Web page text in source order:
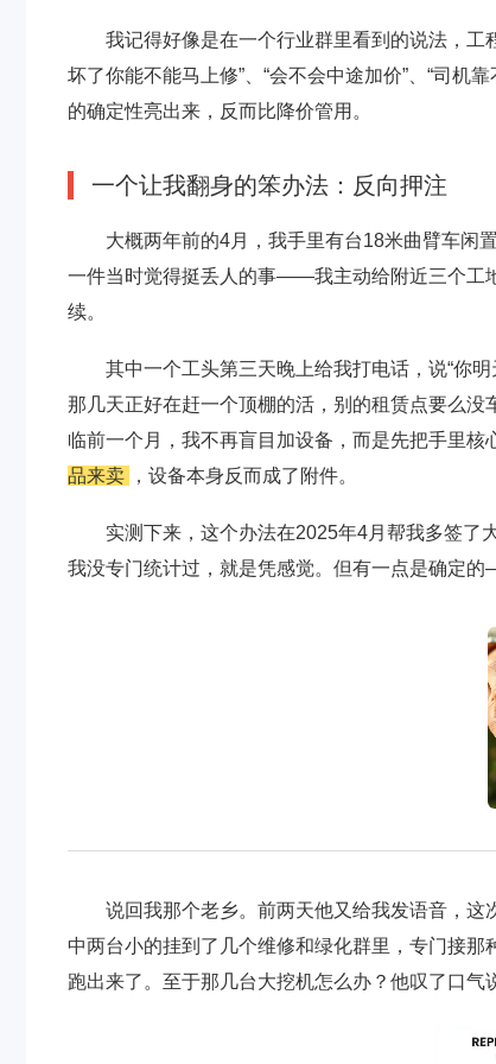
我记得好像是在一个行业群里看到的说法，工
坏了你能不能马上修”、“会不会中途加价”、“司机
的确定性亮出来，反而比降价管用。
一个让我翻身的笨办法：反向押注
大概两年前的4月，我手里有台18米曲臂车闲
一件当时觉得挺丢人的事——我主动给附近三个工
续。
其中一个工头第三天晚上给我打电话，说“你
那几天正好在赶一个顶棚的活，别的租赁点要么
临前一个月，我不再盲目加设备，而是先把手里核
品来卖
，设备本身反而成了附件。
实测下来，这个办法在2025年4月帮我多签了
我没专门统计过，就是凭感觉。但有一点是确定
说回我那个老乡。前两天他又给我发语音，
中两台小的挂到了几个维修和绿化群里，专门接那
跑出来了。至于那几台大挖机怎么办？他叹了口气